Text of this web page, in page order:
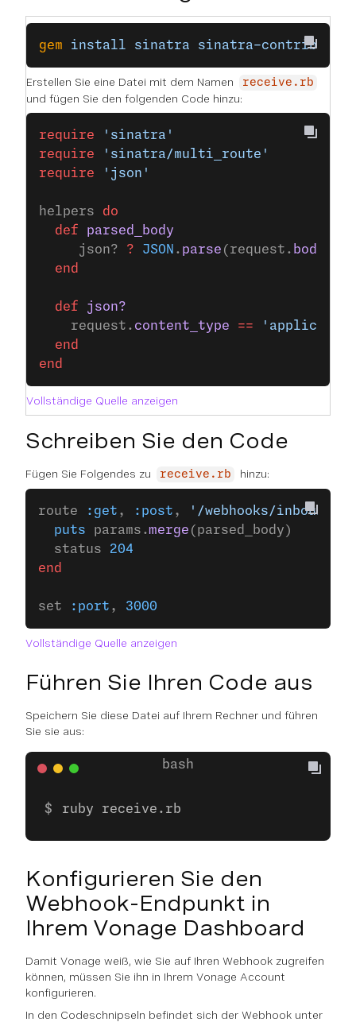
gem install sinatra sinatra-contrib
Erstellen Sie eine Datei mit dem Namen receive.rb
und fügen Sie den folgenden Code hinzu:
require 'sinatra'
require 'sinatra/multi_route'
require 'json'
helpers do
  def
parsed_body
     json?
? JSON . parse (request. body
  end
  def
json?
    request.
content_type ==
  end
end
Vollständige Quelle anzeigen
Schreiben Sie den Code
Fügen Sie Folgendes zu receive.rb hinzu:
route :get , :post ,
'/webhooks/inbound-
  puts
params.merge (parsed_body)
  status
204
end
set :port , 3000
Vollständige Quelle anzeigen
Führen Sie Ihren Code aus
Speichern Sie diese Datei auf Ihrem Rechner und führen
Sie sie aus:
ruby receive.rb
Konfigurieren Sie den
Webhook-Endpunkt in
Ihrem Vonage Dashboard
Damit Vonage weiß, wie Sie auf Ihren Webhook zugreifen
können, müssen Sie ihn in Ihrem Vonage Account
konfigurieren.
In den Codeschnipseln befindet sich der Webhook unter